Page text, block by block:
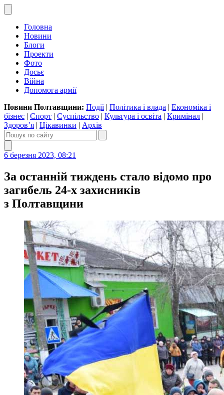
Головна
Новини
Блоги
Проекти
Фото
Досьє
Війна
Допомога армії
Новини Полтавщини: Події| Політика і влада | Економіка і
бізнес | Спорт | Суспільство | Культура і освіта | Кримінал |
Здоров’я | Цікавинки | Архів
6 березня 2023, 08:21
За останній тиждень стало відомо про
загибель 24-х захисників
з Полтавщини